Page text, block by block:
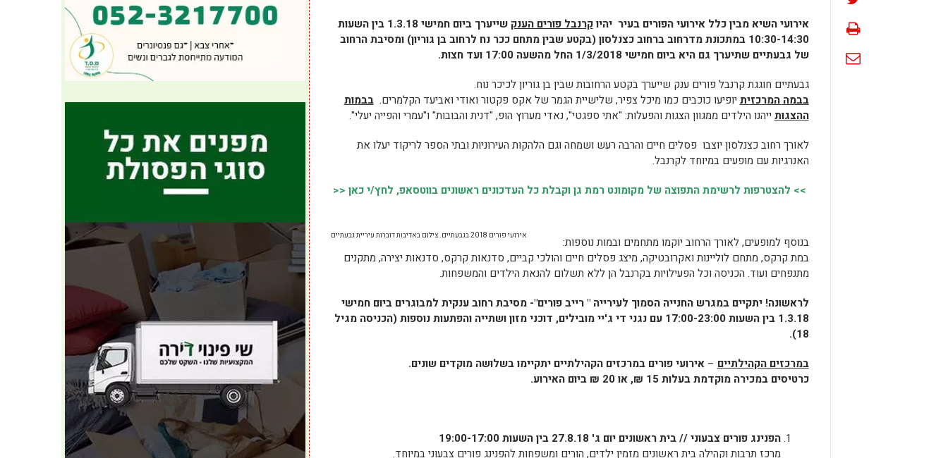
אירועי השיא מבין כלל אירועי הפורים בעיר יהיוקרנבל פורים הענק
שייערך ביום חמישי 1.3.18 בין השעות
10:30-14:30 במתכונת מדרחוב ברחוב כצנלסון (בקטע שבין מתחם ככר נח לרחוב בן גוריון)
ומסיבת הרחוב
של גבעתיים שתיערך גם היא ביום חמישי 1/3/2018 החל מהשעה 17:00
ועד חצות.
גבעתיים חוגגת קרנבל פורים ענק שייערך בקטע הרחובות שבין בן גוריון לכיכר נוח.
בבמה המרכזית יופיעו כוכבים כמו מיכל צפיר, שלישיית הגמר של אקס פקטור ואודי ואביעד הקלמרים.בבמות
ההצגות ייהנו הילדים ממגוון הצגות והפעלות: "אתי ספגטי", נאדי מערוץ הופ, "דנית והבובות" ו"עמרי והפייה יעלי".
לאורך רחוב כצנלסון יוצבו פסלים חיים והרבה רעש ושמחה וגם הלהקות העירוניות ובתי הספר לריקוד יעלו את
האנרגיות עם מופעים במיוחד לקרנבל.
>> להצטרפות לרשימת התפוצה של מקומונט רמת גן וקבלת כל העדכונים ראשונים בווטסאפ, לחץ/י כאן <<
אירועי פורים 2018 בגבעתיים. צילום באדיבות דוברות עיריית גבעתיים
בנוסף למופעים, לאורך הרחוב יוקמו מתחמים ובמות נוספות:
במת קרקס, מתחם לוליינות ואקרובטיקה, מיצג פסלים חיים והולכי קביים, סדנאות קרקס, סדנאות יצירה, מתקנים
מתנפחים ועוד. הכניסה וכל הפעילויות בקרנבל הן ללא תשלום להנאת הילדים והמשפחות.
לראשונה! יתקיים במגרש החנייה הסמוך לעירייה " רייב פורים"- מסיבת רחוב ענקית למבוגרים ביום חמישי
1.3.18 בין השעות 17:00-23:00 עם נגני די ג'יי מובילים, דוכני מזון ושתייה והפתעות נוספות (הכניסה מגיל
18).
במרכזים הקהילתיים –אירועי פורים במרכזים הקהילתיים יתקיימו בשלושה מוקדים שונים.
כרטיסים במכירה מוקדמת בעלות 15 ₪, או 20 ₪ ביום האירוע.
הפנינג פורים צבעוני // בית ראשונים יום ג' 27.8.18 בין השעות 19:00-17:00
מרכז תרבות וקהילה בית ראשונים מזמין ילדים, הורים ומשפחות להפנינג פורים צבעוני במיוחד.